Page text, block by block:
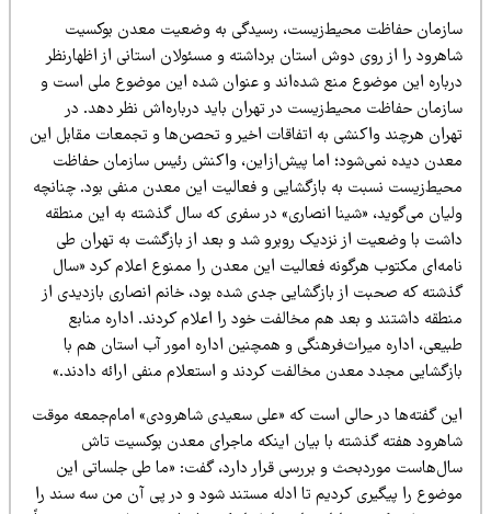
حفاظت محیط‌زیست، رسیدگی به وضعیت معدن بوکسیت
را از روی دوش استان برداشته و مسئولان استانی از اظهارنظر
این موضوع منع شده‌اند و عنوان شده این موضوع ملی است و
حفاظت محیط‌زیست در تهران باید درباره‌اش نظر دهد. در
هرچند واکنشی به اتفاقات اخیر و تحصن‌ها و تجمعات مقابل این
دیده نمی‌شود؛ اما پیش‌ازاین، واکنش رئیس سازمان حفاظت
نسبت به بازگشایی و فعالیت این معدن منفی بود. چنانچه
می‌گوید، «شینا انصاری» در سفری که سال گذشته به این منطقه
با وضعیت از نزدیک روبرو شد و بعد از بازگشت به تهران طی
مکتوب هرگونه فعالیت این معدن را ممنوع اعلام کرد «سال
که صحبت از بازگشایی جدی شده بود، خانم انصاری بازدیدی از
داشتند و بعد هم مخالفت خود را اعلام کردند. اداره منابع
اداره میراث‌فرهنگی و همچنین اداره امور آب استان هم با
مجدد معدن مخالفت کردند و استعلام منفی ارائه دادند.»
گفته‌ها در حالی است که «علی سعیدی شاهرودی» امام‌جمعه موقت
هفته گذشته با بیان اینکه ماجرای معدن بوکسیت تاش
موردبحث و بررسی قرار دارد، گفت: «ما طی جلساتی این
را پیگیری کردیم تا ادله مستند شود و در پی آن من سه سند را